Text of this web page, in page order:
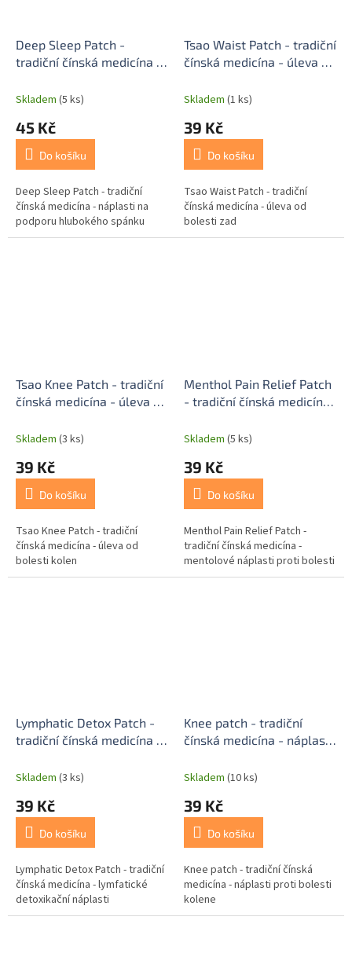
Deep Sleep Patch -
tradiční čínská medicína -
hlubokého spánku
Skladem (5 ks)
45 Kč
Do košíku
Deep Sleep Patch - tradiční
čínská medicína - náplasti na
podporu hlubokého spánku
Tsao Waist Patch - tradiční
čínská medicína - úleva od
Skladem (1 ks)
39 Kč
Do košíku
Tsao Waist Patch - tradiční
čínská medicína - úleva od
bolesti zad
Tsao Knee Patch - tradiční
čínská medicína - úleva od
Skladem (3 ks)
39 Kč
Do košíku
Tsao Knee Patch - tradiční
čínská medicína - úleva od
bolesti kolen
Menthol Pain Relief Patch
- tradiční čínská medicína
bolesti
Skladem (5 ks)
39 Kč
Do košíku
Menthol Pain Relief Patch -
tradiční čínská medicína -
mentolové náplasti proti bolesti
Lymphatic Detox Patch -
tradiční čínská medicína -
náplasti
Skladem (3 ks)
39 Kč
Do košíku
Lymphatic Detox Patch - tradiční
čínská medicína - lymfatické
detoxikační náplasti
Knee patch - tradiční
čínská medicína - náplasti
Skladem (10 ks)
39 Kč
Do košíku
Knee patch - tradiční čínská
medicína - náplasti proti bolesti
kolene